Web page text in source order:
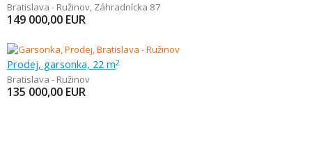
Bratislava - Ružinov, Záhradnícka 87
149 000,00 EUR
Prodej, garsonka, 22 m2
Bratislava - Ružinov
135 000,00 EUR